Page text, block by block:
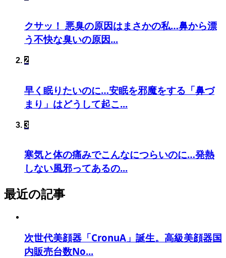
クサッ！ 悪臭の原因はまさかの私…鼻から漂
う不快な臭いの原因...
2
早く眠りたいのに…安眠を邪魔をする「鼻づ
まり」はどうして起こ...
3
寒気と体の痛みでこんなにつらいのに…発熱
しない風邪ってあるの...
最近の記事
次世代美顔器「CronuA」誕生。高級美顔器国
内販売台数No...